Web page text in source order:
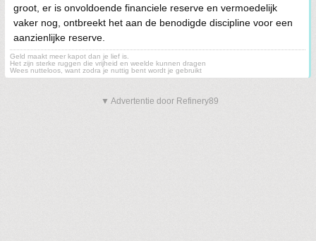
groot, er is onvoldoende financiele reserve en vermoedelijk
vaker nog, ontbreekt het aan de benodigde discipline voor een
aanzienlijke reserve.
Geld maakt meer kapot dan je lief is.
Het zijn sterke ruggen die vrijheid en weelde kunnen dragen
Wees nutteloos, want zodra je nuttig bent wordt je gebruikt
▼ Advertentie door Refinery89